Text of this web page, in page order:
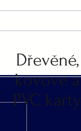
Dřevěné,
kovové a
PVC karty